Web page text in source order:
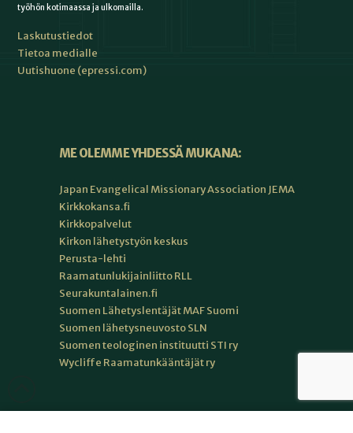
työhön kotimaassa ja ulkomailla.
Laskutustiedot
Tietoa medialle
Uutishuone (epressi.com)
ME OLEMME YHDESSÄ MUKANA:
Japan Evangelical Missionary Association JEMA
Kirkkokansa.fi
Kirkkopalvelut
Kirkon lähetystyön keskus
Perusta-lehti
Raamatunlukijainliitto RLL
Seurakuntalainen.fi
Suomen Lähetyslentäjät MAF Suomi
Suomen lähetysneuvosto SLN
Suomen teologinen instituutti STI ry
Wycliffe Raamatunkääntäjät ry